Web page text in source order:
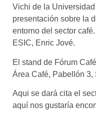
Vichi de la
presentación sobre la
entorno del sector
ESIC, Enric Jové.
El stand de Fórum
Área Café, Pabellón 3,
Aqui se dará cita el
aquí nos gustaría